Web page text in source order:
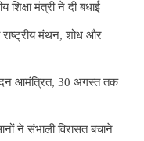
शिक्षा मंत्री ने दी बधाई
मंथन, शोध और
आमंत्रित, 30 अगस्त तक
ने संभाली विरासत बचाने